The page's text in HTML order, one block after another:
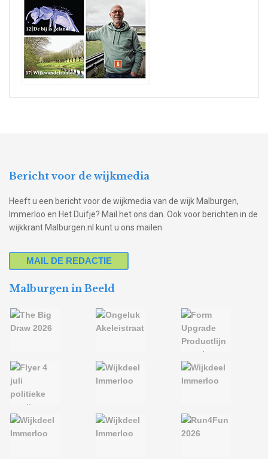
Bericht voor de wijkmedia
Heeft u een bericht voor de wijkmedia van de wijk Malburgen,
Immerloo en Het Duifje? Mail het ons dan. Ook voor berichten in de
wijkkrant Malburgen.nl kunt u ons mailen.
MAIL DE REDACTIE
Malburgen in Beeld